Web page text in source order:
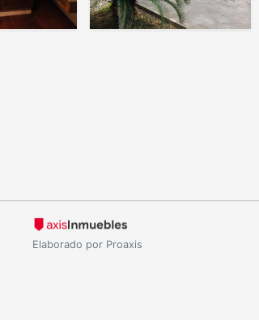
Elaborado por Proaxis